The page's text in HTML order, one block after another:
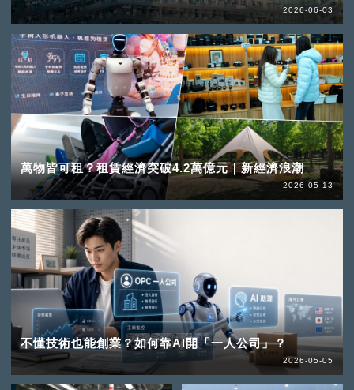
2026-06-03
萬物皆可租？租賃經濟突破4.2萬億元｜新經濟浪潮
2026-05-13
不懂技術也能創業？如何靠AI開「一人公司」？
2026-05-05